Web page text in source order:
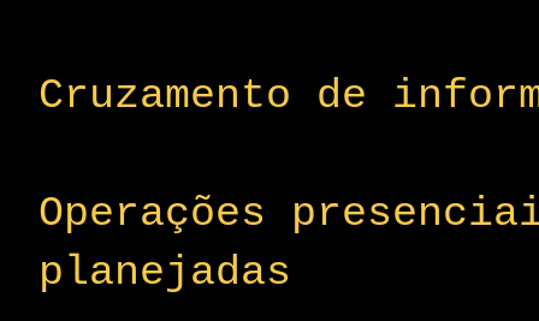
Cruzamento de
Operações
planejadas